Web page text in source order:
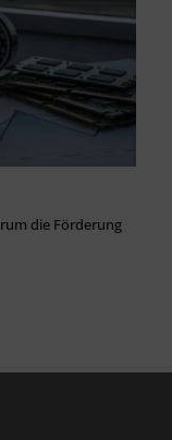
die Förderung